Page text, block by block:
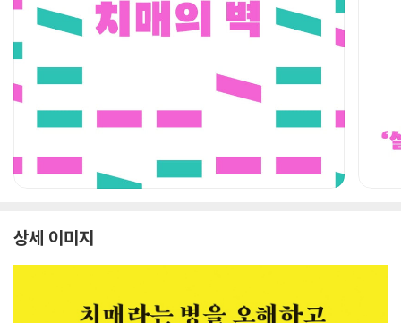
상세 이미지